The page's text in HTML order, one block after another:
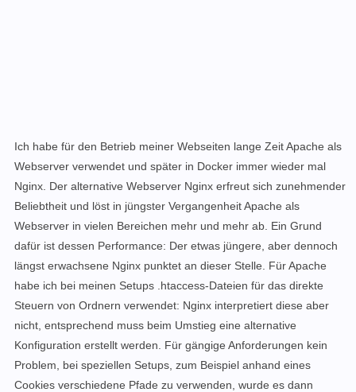
Ich habe für den Betrieb meiner Webseiten lange Zeit Apache als
Webserver verwendet und später in Docker immer wieder mal
Nginx. Der alternative Webserver Nginx erfreut sich zunehmender
Beliebtheit und löst in jüngster Vergangenheit Apache als
Webserver in vielen Bereichen mehr und mehr ab. Ein Grund
dafür ist dessen Performance: Der etwas jüngere, aber dennoch
längst erwachsene Nginx punktet an dieser Stelle. Für Apache
habe ich bei meinen Setups .htaccess-Dateien für das direkte
Steuern von Ordnern verwendet: Nginx interpretiert diese aber
nicht, entsprechend muss beim Umstieg eine alternative
Konfiguration erstellt werden. Für gängige Anforderungen kein
Problem, bei speziellen Setups, zum Beispiel anhand eines
Cookies verschiedene Pfade zu verwenden, wurde es dann